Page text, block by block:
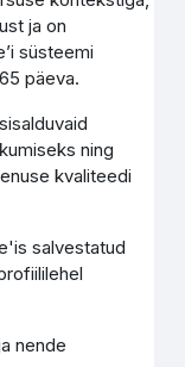
ja on
süsteemi
päeva.
ning
kvaliteedi
salvestatud
nende